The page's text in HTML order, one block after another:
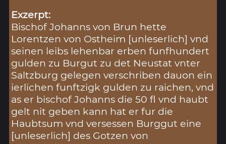
Exzerpt:
Bischof Johanns von Brun hette
Lorentzen von Ostheim [unleserlich] vnd
seinen leibs lehenbar erben funfhundert
gulden zu Burgut zu det Neustat vnter
Saltzburg gelegen verschriben dauon ein
ierlichen funftzigk gulden zu raichen, vnd
as er bischof Johanns die 50 fl vnd haubt
gelt nit geben kann hat er fur die
Haubtsum vnd versessen Burggut eine
[unleserlich] des Gotzen von